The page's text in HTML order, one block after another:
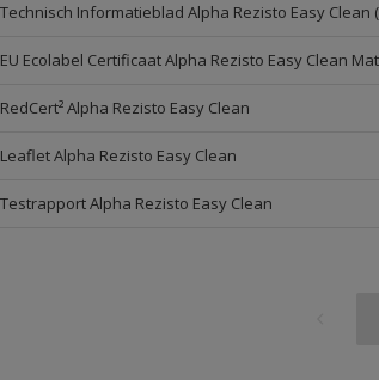
Technisch Informatieblad Alpha Rezisto Easy Clean
EU Ecolabel Certificaat Alpha Rezisto Easy Clean Mat
RedCert² Alpha Rezisto Easy Clean
Leaflet Alpha Rezisto Easy Clean
Testrapport Alpha Rezisto Easy Clean